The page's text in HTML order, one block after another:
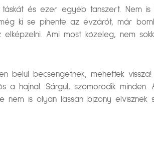
táskát és ezer egyéb tanszert. Nem
ki se pihente az évzárót, már
Ami most közeleg, nem
belül becsengetnek, mehettek
a hajnal. Sárgul, szomorodik
is olyan lassan bizony elvisznek